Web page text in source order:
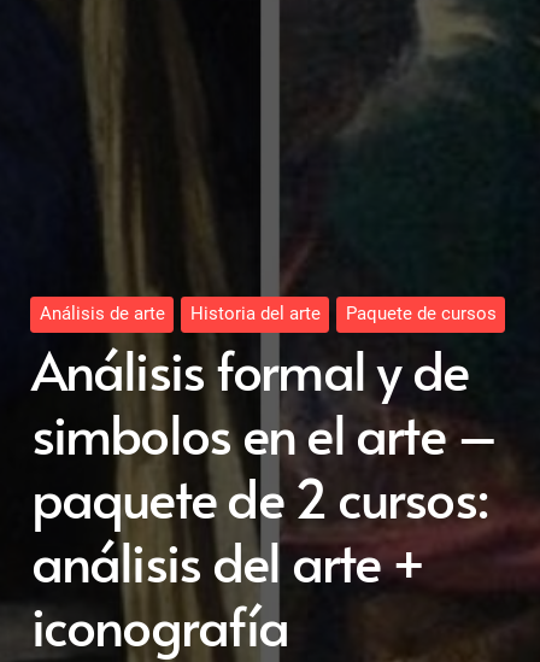
Análisis de arte Historia del arte Paquete de cursos
Análisis formal y de
simbolos en el arte –
paquete de 2 cursos:
análisis del arte +
iconografía